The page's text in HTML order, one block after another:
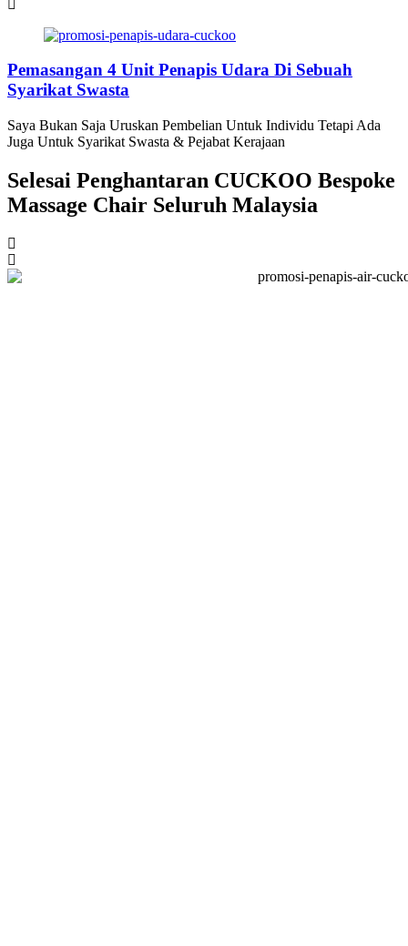
Pemasangan 4 Unit Penapis Udara Di Sebuah
Syarikat Swasta
Saya Bukan Saja Uruskan Pembelian Untuk Individu Tetapi Ada
Juga Untuk Syarikat Swasta & Pejabat Kerajaan
Selesai Penghantaran CUCKOO Bespoke
Massage Chair Seluruh Malaysia